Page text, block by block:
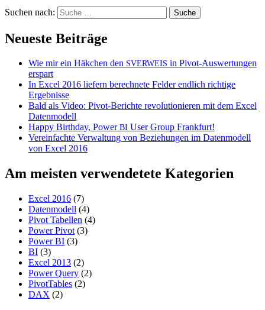
Suchen nach:
Neueste Beiträge
Wie mir ein Häkchen den SVERWEIS in Pivot-Auswertungen
erspart
In Excel 2016 liefern berechnete Felder endlich richtige
Ergebnisse
Bald als Video: Pivot-Berichte revolutionieren mit dem Excel
Datenmodell
Happy Birthday, PowerBI User Group Frankfurt!
Vereinfachte Verwaltung von Beziehungen im Datenmodell
von Excel 2016
Am meisten verwendetete Kategorien
Excel 2016 (7)
Datenmodell (4)
Pivot Tabellen (4)
Power Pivot (3)
Power BI (3)
BI (3)
Excel 2013 (2)
Power Query (2)
PivotTables (2)
DAX (2)